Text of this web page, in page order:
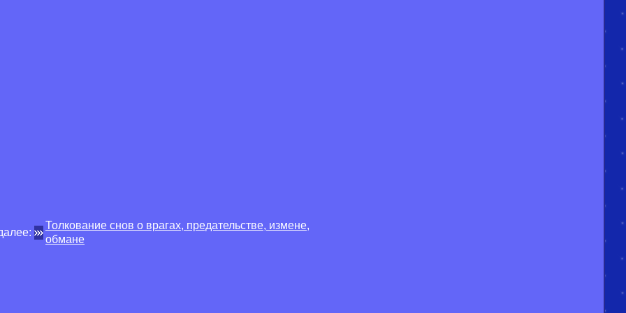
Толкование снов о врагах, предательстве, измене,
обмане